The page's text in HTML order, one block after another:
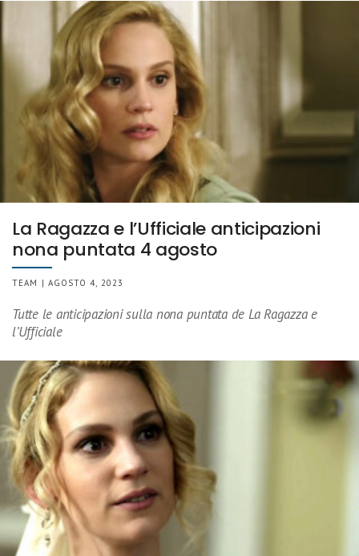
La Ragazza e l’Ufficiale anticipazioni
nona puntata 4 agosto
TEAM | AGOSTO 4, 2023
Tutte le anticipazioni sulla nona puntata de La Ragazza e
l’Ufficiale